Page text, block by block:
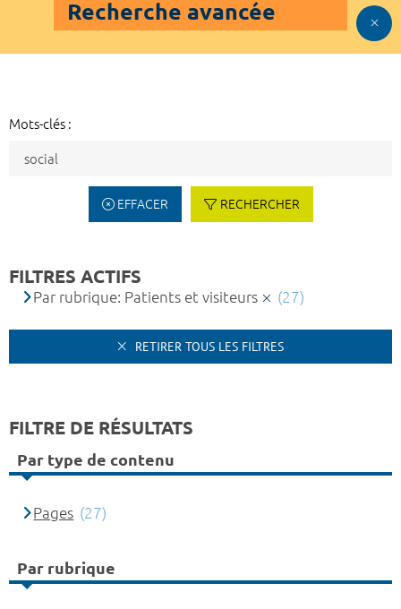
Recherche avancée
Mots-clés :
EFFACER RECHERCHER
FILTRES ACTIFS
Par rubrique: Patients et visiteurs (27)
RETIRER TOUS LES FILTRES
FILTRE DE RÉSULTATS
Par type de contenu
Pages (27)
Par rubrique